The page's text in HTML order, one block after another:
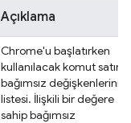
Açıklama
Chrome'u başlatırken
kullanılacak komut satırı
bağımsız değişkenlerinin
listesi. İlişkili bir değere
sahip bağımsız